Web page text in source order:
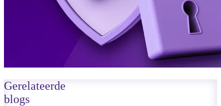
Gerelateerde
blogs